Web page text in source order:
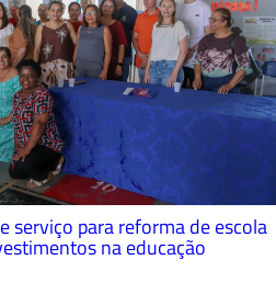
serviço para reforma de escola
na educação